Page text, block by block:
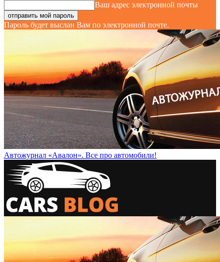
Ваш адрес электронной почты
Пароль будет выслан Вам по электронной почте.
Автожурнал «Авалон». Все про автомобили!